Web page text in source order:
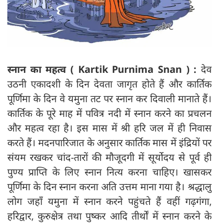
स्नान का महत्व ( Kartik Purnima Snan ) : देव
उठनी एकादशी के दिन देवता जागृत होते हैं और कार्तिक
पूर्णिमा के दिन वे यमुना तट पर स्नान कर दिवाली मानाते हैं।
कार्तिक के पूरे माह में पवित्र नदी में स्नान करने का प्रचलन
और महत्व रहा है। इस मास में श्री हरि जल में ही निवास
करते हैं। मदनपारिजात के अनुसार कार्तिक मास में इंद्रियों पर
संयम रखकर चांद-तारों की मौजूदगी में सूर्योदय से पूर्व ही
पुण्य प्राप्ति के लिए स्नान नित्य करना चाहिए। खासकर
पूर्णिमा के दिन स्नान करना अति उत्तम माना गया है। श्रद्धालु
लोग जहाँ यमुना में स्नान करने पहुंचते हैं वहीं गढ़गंगा,
हरिद्वार, कुरुक्षेत्र तथा पुष्कर आदि तीर्थों में स्नान करने के